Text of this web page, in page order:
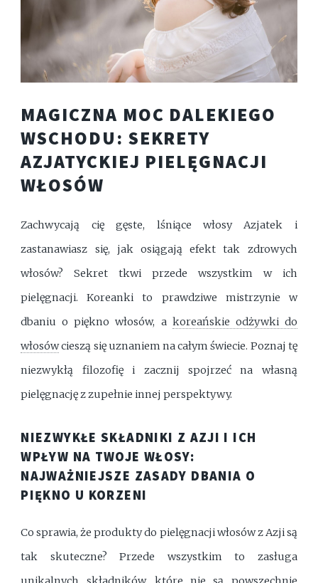
MAGICZNA MOC DALEKIEGO
WSCHODU: SEKRETY
AZJATYCKIEJ PIELĘGNACJI
WŁOSÓW
Zachwycają cię gęste, lśniące włosy Azjatek i
zastanawiasz się, jak osiągają efekt tak zdrowych
włosów? Sekret tkwi przede wszystkim w ich
pielęgnacji. Koreanki to prawdziwe mistrzynie w
dbaniu o piękno włosów, a koreańskie odżywki do
włosówcieszą się uznaniem na całym świecie. Poznaj tę
niezwykłą filozofię i zacznij spojrzeć na własną
pielęgnację z zupełnie innej perspektywy.
NIEZWYKŁE SKŁADNIKI Z AZJI I ICH
WPŁYW NA TWOJE WŁOSY:
NAJWAŻNIEJSZE ZASADY DBANIA O
PIĘKNO U KORZENI
Co sprawia, że produkty do pielęgnacji włosów z Azji są
tak skuteczne? Przede wszystkim to zasługa